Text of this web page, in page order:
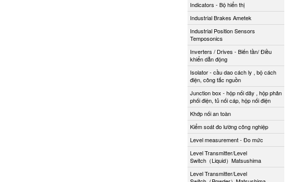
Indicators - Bộ hiển thị
Industrial Brakes Ametek
Industrial Position Sensors
Temposonics
Inverters / Drives - Biến tần/ Điều
khiển dẫn động
Isolator - cầu dao cách ly , bộ cách
điện, công tắc nguồn
Junction box - hộp nối dây , hộp phân
phối điện, tủ nối cáp, hộp nối điện
Khớp nối an toàn
Kiểm soát đo lường công nghiệp
Level measurement - Đo mức
Level Transmitter/Level
Switch（Liquid）Matsushima
Level Transmitter/Level